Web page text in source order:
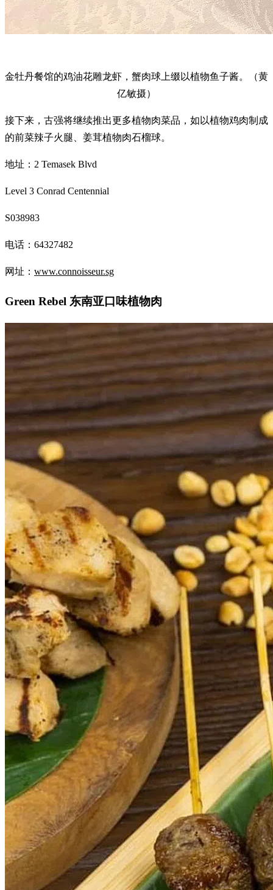
金牡丹餐馆的鸡油花雕龙虾，蟹肉球上缀以植物鱼子酱。（黄
亿敏摄）
接下来，古强将继续推出更多植物肉菜品，如以植物鸡肉制成
的前菜辣子火腿、姜茸植物肉石榴球。
地址：2 Temasek Blvd
Level 3 Conrad Centennial
S038983
电话：64327482
网址： www.connoisseur.sg
Green Rebel 东南亚口味植物肉